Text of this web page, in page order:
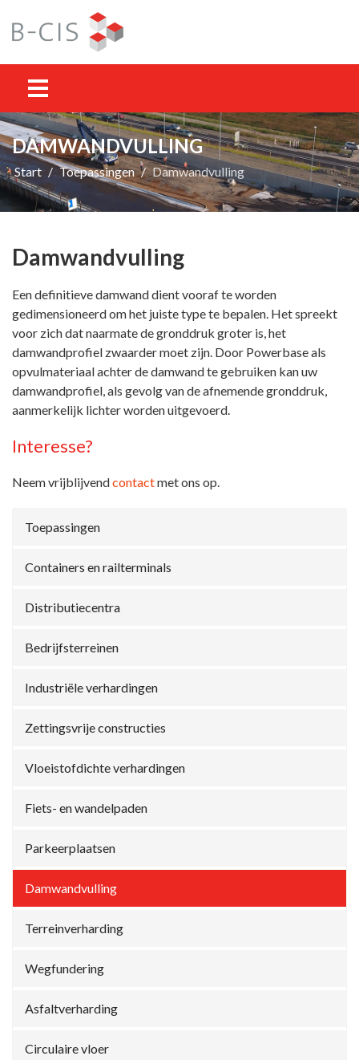
DAMWANDVULLING
Start Toepassingen Damwandvulling
Damwandvulling
Een definitieve damwand dient vooraf te worden
gedimensioneerd om het juiste type te bepalen. Het spreekt
voor zich dat naarmate de gronddruk groter is, het
damwandprofiel zwaarder moet zijn. Door Powerbase als
opvulmateriaal achter de damwand te gebruiken kan uw
damwandprofiel, als gevolg van de afnemende gronddruk,
aanmerkelijk lichter worden uitgevoerd.
Interesse?
Neem vrijblijvendcontactmet ons op.
Toepassingen
Containers en railterminals
Distributiecentra
Bedrijfsterreinen
Industriële verhardingen
Zettingsvrije constructies
Vloeistofdichte verhardingen
Fiets- en wandelpaden
Parkeerplaatsen
Damwandvulling
Terreinverharding
Wegfundering
Asfaltverharding
Circulaire vloer